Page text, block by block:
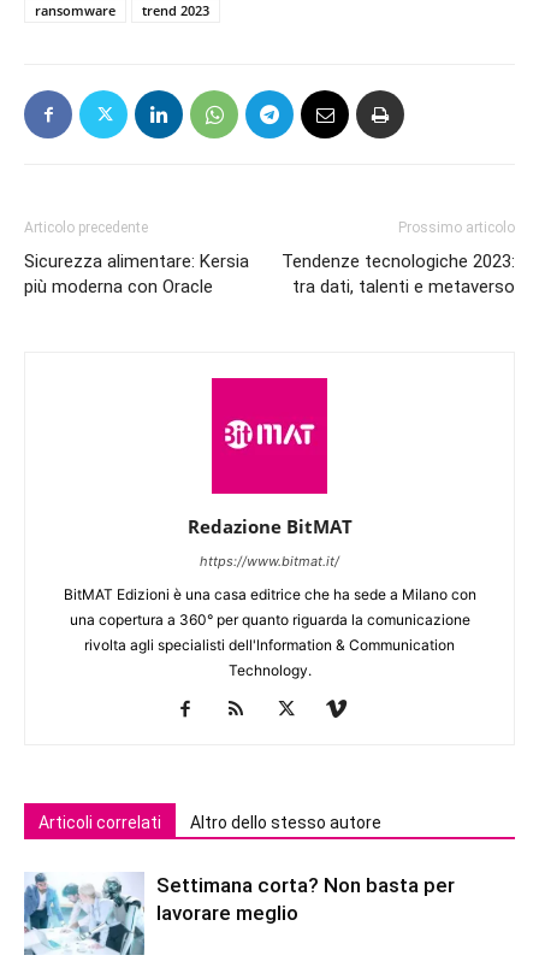
ransomware
trend 2023
Articolo precedente
Sicurezza alimentare: Kersia
più moderna con Oracle
Prossimo articolo
Tendenze tecnologiche 2023:
tra dati, talenti e metaverso
Redazione BitMAT
https://www.bitmat.it/
BitMAT Edizioni è una casa editrice che ha sede a Milano con
una copertura a 360° per quanto riguarda la comunicazione
rivolta agli specialisti dell'lnformation & Communication
Technology.
Articoli correlati Altro dello stesso autore
Settimana corta? Non basta per
lavorare meglio